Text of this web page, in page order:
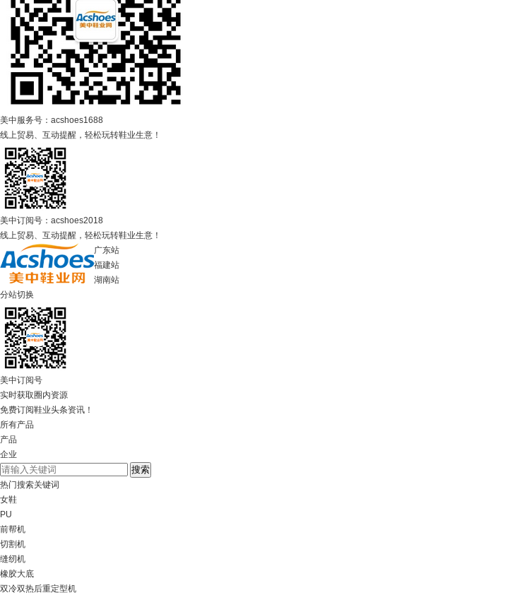
美中服务号：acshoes1688
线上贸易、互动提醒，轻松玩转鞋业生意！
美中订阅号：acshoes2018
线上贸易、互动提醒，轻松玩转鞋业生意！
广东站
福建站
湖南站
分站切换
美中订阅号
实时获取圈内资源
免费订阅鞋业头条资讯！
所有产品
产品
企业
热门搜索关键词
女鞋
PU
前帮机
切割机
缝纫机
橡胶大底
双冷双热后重定型机